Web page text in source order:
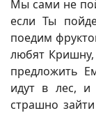
Мы сами не
если Ты
поедим
любят Кришну,
предложить
идут в лес, и
страшно